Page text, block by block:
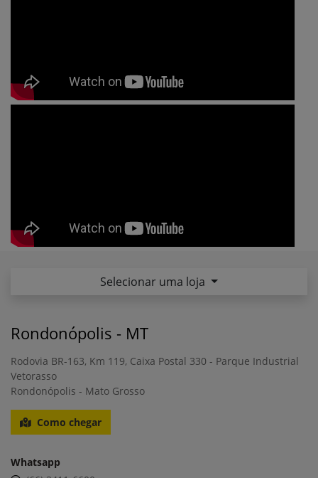
Serviços - Saiba Mais